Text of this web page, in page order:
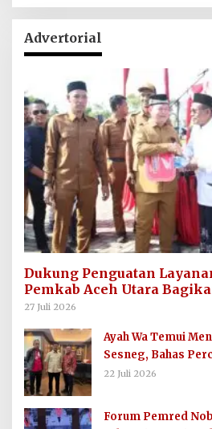
Advertorial
Dukung Penguatan
Pemkab Aceh Utara
untuk Imum Gampong
27 Juli 2026
Ayah Wa Temui
Sesneg, Bahas
Dana Direktif
22 Juli 2026
Forum Pemred